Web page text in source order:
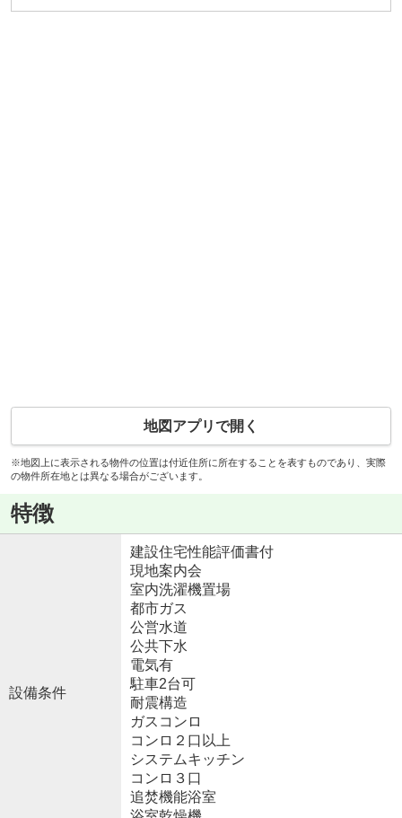
地図アプリで開く
※地図上に表示される物件の位置は付近住所に所在することを表すものであり、実際
の物件所在地とは異なる場合がございます。
特徴
設備条件
建設住宅性能評価書付
現地案内会
室内洗濯機置場
都市ガス
公営水道
公共下水
電気有
駐車2台可
耐震構造
ガスコンロ
コンロ２口以上
システムキッチン
コンロ３口
追焚機能浴室